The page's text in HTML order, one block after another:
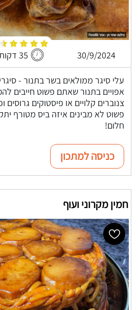
30/9/2024 35 דקות
עלי סיגר ממולאים בשר בתנור -
אפויים בתנור שאתם פשוט חייבים
צנוברים קלויים או פיסטוקים גרוסים
פשוט לא מבינים איזה ביס מטורף
חלום!
כניסה למתכון
חמין מקרוני ועוף